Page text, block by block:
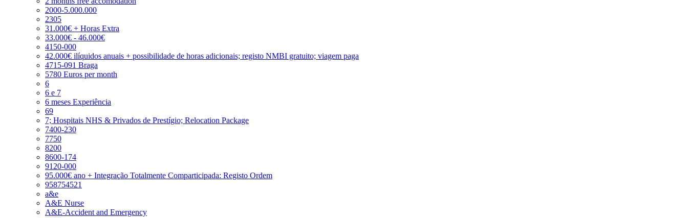
2000-5.000.000
2305
31.000€ + Horas Extra
33.000€ - 46.000€
4150-000
42.000€ ilíquidos anuais + possibilidade de horas adicionais; registo NMBI gratuito; viagem paga
4715-091 Braga
5780 Euros per month
6
6 e 7
6 meses Experiência
69
7; Hospitais NHS & Privados de Prestígio; Relocation Package
7400-230
7750
8200
8600-174
9120-000
95.000€ ano + Integração Totalmente Comparticipada: Registo Ordem
958754521
a&e
A&E Nurse
A&E-Accident and Emergency